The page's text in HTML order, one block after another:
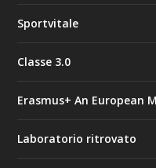
Sportvitale
Classe 3.0
Erasmus+ An European
Laboratorio ritrovato